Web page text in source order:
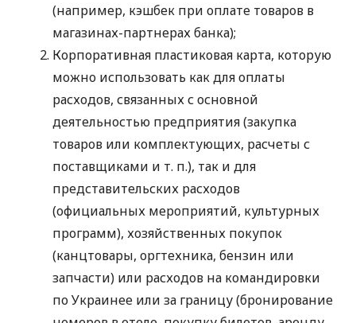
(например, кэшбек при оплате товаров в
магазинах-партнерах банка);
Корпоративная пластиковая карта, которую
можно использовать как для оплаты
расходов, связанных с основной
деятельностью предприятия (закупка
товаров или комплектующих, расчеты с
поставщиками и т. п.), так и для
представительских расходов
(официальных мероприятий, культурных
программ), хозяйственных покупок
(канцтовары, оргтехника, бензин или
запчасти) или расходов на командировки
по Украинее или за границу (бронирование